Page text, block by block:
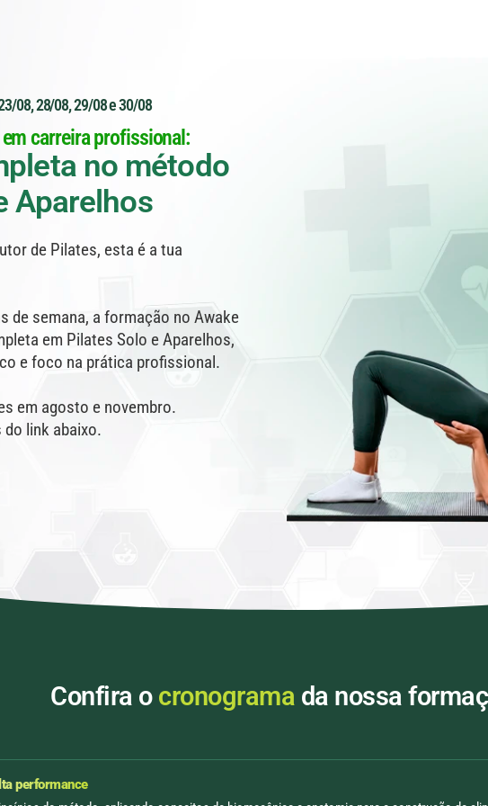
08, 28/08, 29/08 e 30/08
carreira profissional:
no método
Aparelhos
de Pilates, esta é a tua
de semana, a formação no Awake
em Pilates Solo e Aparelhos,
e foco na prática profissional.
em agosto e novembro.
do link abaixo.
Confira ocronograma da nossa
performance